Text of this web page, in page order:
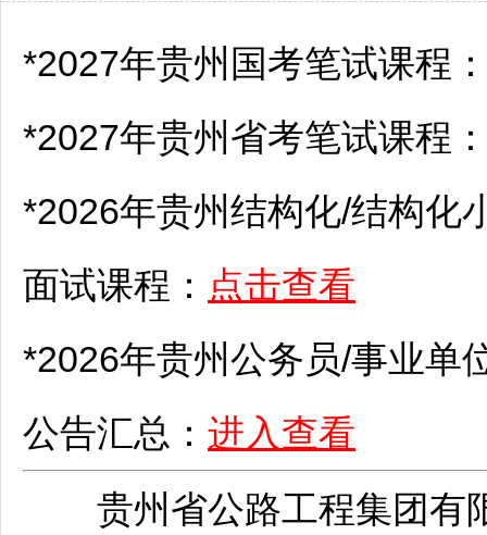
*2027年贵州国考笔试课程
*2027年贵州省考笔试课程
*2026年贵州结构化/结构化
面试课程： 点击查看
*2026年贵州公务员/事业单
公告汇总： 进入查看
贵州省公路工程集团有